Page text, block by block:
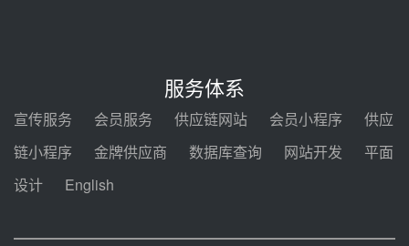
电机组灵活性改造项目三元液态盐
采购合同
迪尔化工预中标华能西安热工院
2026-2029年熔盐介质框架协议
服务体系
宣传服务 会员服务 供应链网站 会员小程序
供应
链小程序
金牌供应商 数据库查询 网站开发
平面
设计
English